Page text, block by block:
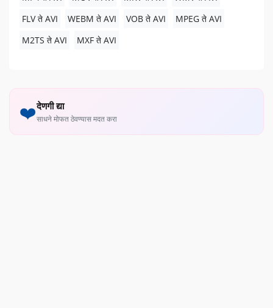
FLV ते AVI
WEBM ते AVI VOB ते AVI
MPEG ते AVI
M2TS ते AVI
MXF ते AVI
❤️देणगी द्या
साधने मोफत ठेवण्यास मदत करा